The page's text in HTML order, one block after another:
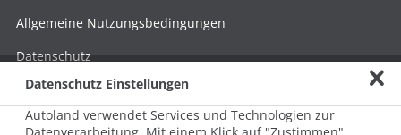
Allgemeine Nutzungsbedingungen
Datenschutz
Hinweisgebersystem nach HinSchG
Beschwerde nach LkSG
Datenschutz Einstellungen
Autoland verwendet Services und Technologien zur